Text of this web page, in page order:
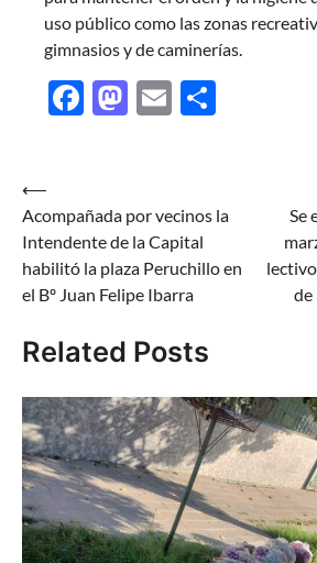
uso público como las zonas
gimnasios y de caminerías.
Facebook
Mastodon
Email
Navegación
de
entradas
⟵
Acompañada por vecinos la
Intendente de la Capital
habilitó la plaza Peruchillo en
el Bº Juan Felipe Ibarra
Se
de
Related Posts